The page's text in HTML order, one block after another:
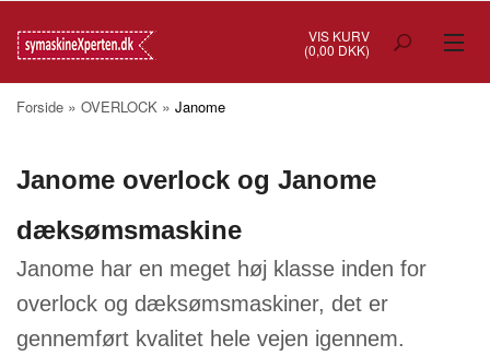
VIS KURV
(0,00 DKK)
OVERLOCK
COVERSTITCH
INDUSTRI
Forside » OVERLOCK » Janome
Janome overlock og Janome
dæksømsmaskine
Janome har en meget høj klasse inden for
overlock og dæksømsmaskiner, det er
gennemført kvalitet hele vejen igennem.